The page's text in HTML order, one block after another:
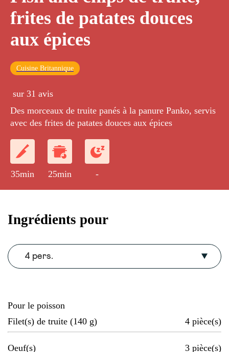
frites de patates douces
aux épices
Cuisine Britannique
sur 31 avis
Des morceaux de truite panés à la panure Panko, servis
avec des frites de patates douces aux épices
35min 25min -
Ingrédients pour
4 pers.
Pour le poisson
Filet(s) de truite (140 g)
4 pièce(s)
Oeuf(s) 3 pièce(s)